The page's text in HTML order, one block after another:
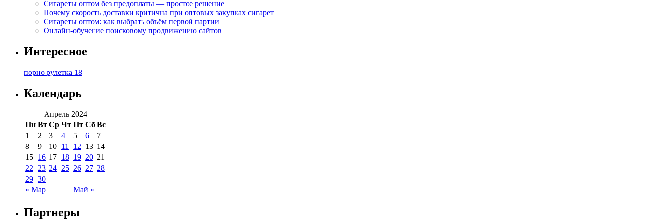
Сигареты оптом без предоплаты — простое решение
Почему скорость доставки критична при оптовых закупках сигарет
Сигареты оптом: как выбрать объём первой партии
Онлайн-обучение поисковому продвижению сайтов
Интересное
порно рулетка 18
Календарь
Апрель 2024
Пн Вт Ср Чт Пт Сб Вс
« Мар Май »
1 2 3 4 5 6
7
8
9 10 11 12 13 14
15 16 17 18 19 20 21
22
23 24 25 26 27 28
29 30
Партнеры